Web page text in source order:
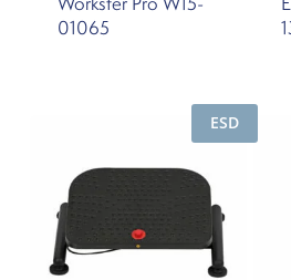
01065
ESD